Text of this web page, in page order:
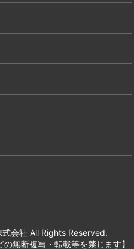
会社 All Rights Reserved.
無断複写・転載等を禁じます】